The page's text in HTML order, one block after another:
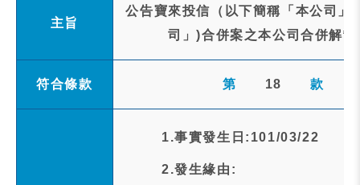
主旨
公告寶來投信（以下簡稱「本公司
司」)合併案之本公司合併解
符合條款 第 18 款
1.事實發生日:101/03/22
2.發生緣由: